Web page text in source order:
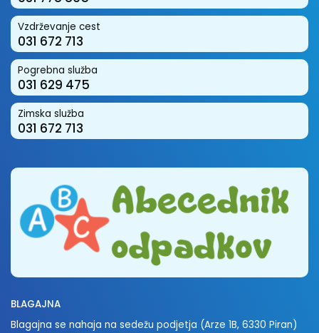
Vzdrževanje cest
031 672 713
Pogrebna služba
031 629 475
Zimska služba
031 672 713
BLAGAJNA
Blagajna se nahaja na sedežu podjetja (Arze 1B, 6330 Piran)